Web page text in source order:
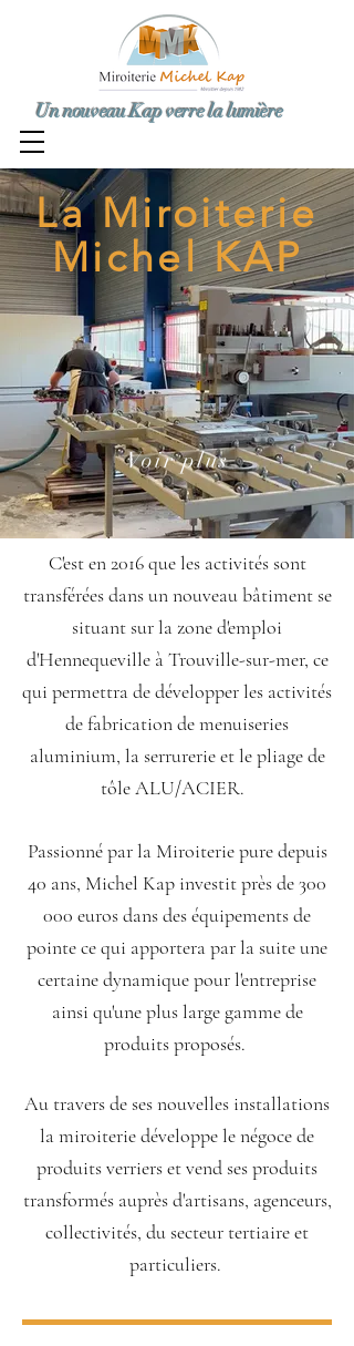
Un nouveau Kap verre la lumière
La Miroiterie
Michel KAP
Voir plus
C'est en 2016 que les activités sont
transférées dans un nouveau bâtiment se
situant sur la zone d'emploi
d'Hennequeville à Trouville-sur-mer, ce
qui permettra de développer les activités
de fabrication de menuiseries
aluminium, la serrurerie et le pliage de
tôle ALU/ACIER.
Passionné par la Miroiterie pure depuis
40 ans, Michel Kap investit près de 300
000 euros dans des équipements de
pointe ce qui apportera par la suite une
certaine dynamique pour l'entreprise
ainsi qu'une plus large gamme de
produits proposés.
Au travers de ses nouvelles installations
la miroiterie développe le négoce de
produits verriers et vend ses produits
transformés auprès d'artisans, agenceurs,
collectivités, du secteur tertiaire et
particuliers.